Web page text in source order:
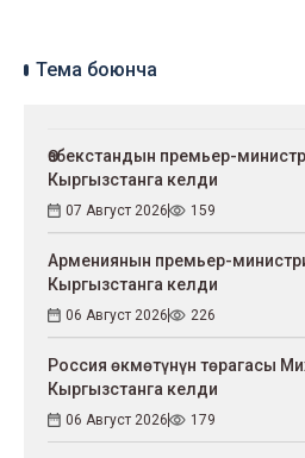
Тема боюнча
Өзбекстандын премьер-
Кыргызстанга келди
07 Август 2026 159
Армениянын премьер-
Кыргызстанга келди
06 Август 2026 226
Россия өкмөтүнүн төрагасы
Кыргызстанга келди
06 Август 2026 179